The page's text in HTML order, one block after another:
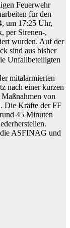
Feuerwehr
für den
um 17:25 Uhr,
per Sirenen-,
wurden. Auf der
sind aus bisher
Unfallbeteiligten
mitalarmierten
nach einer kurzen
von
Die Kräfte der FF
45 Minuten
die ASFINAG und